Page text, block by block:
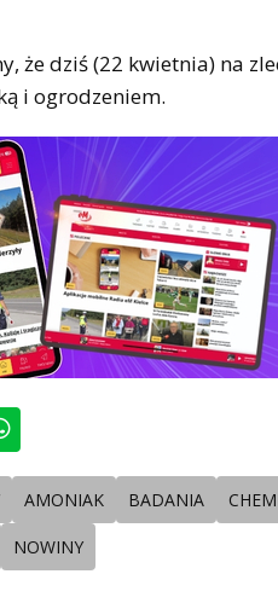
że dziś (22 kwietnia) na
i ogrodzeniem.
AMONIAK BADANIA
NOWINY